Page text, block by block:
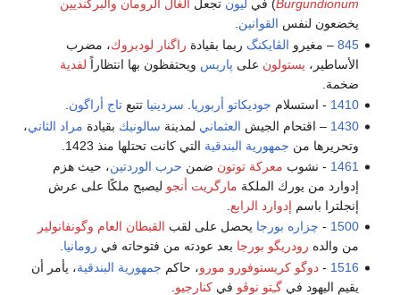
Burgundionum) في ليون تجعل الغال الرومان والبرگنديين
يخضعون لنفس القوانين.
845 – مغيرو الڤايكنگ ربما بقيادة راگنار لودبروك، مضرب
الأساطير، يستولون على پاريس ويحتفظون بها انتظاراً لفدية
ضخمة.
1410 - استسلام جوديكاتو أربوريا سردينيا تتبعتاج أراگون
1430 – اقتحام الجيش العثماني لمدينة سالونيك بقيادة مراد الثاني،
وتحريرها من جمهورية البندقية التي كانت تحتلها منذ 1423.
1461 - نشوب معركة توتون ضمن حرب الوردتين، حيث هزم
إدوارد من يورك الملكة مارگريت أنجو ليصبح ملكًا على عرش
إنجلترا باسم إدوارد الرابع
1500
- چزاره بورجا يحصل على لقب القبطان العام وگونفانولير
من والده رودريگو بورجا بعد عودته من فتوحاته في رومانيا.
1516
-دوگو كريستوفورو مورو، حاكم جمهورية البندقية، يأمر أن
يقيم اليهود فيگـِتو نوڤو فيكنارجيو